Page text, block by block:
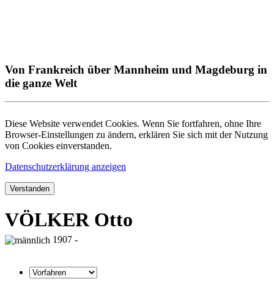
Von Frankreich über Mannheim und Magdeburg in
die ganze Welt
Diese Website verwendet Cookies. Wenn Sie fortfahren, ohne Ihre
Browser-Einstellungen zu ändern, erklären Sie sich mit der Nutzung
von Cookies einverstanden.
Datenschutzerklärung anzeigen
Verstanden
VÖLKER Otto
1907 -